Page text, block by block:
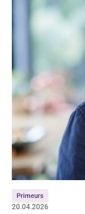
Primeurs
20.04.2026